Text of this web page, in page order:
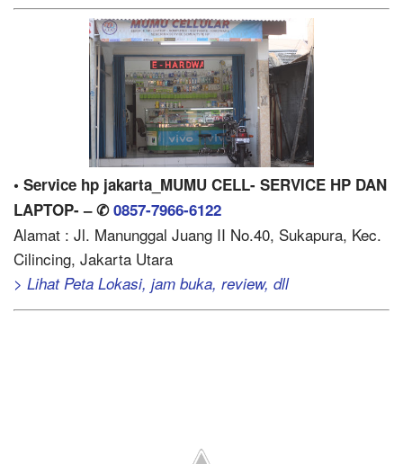
• Service hp jakarta_MUMU CELL- SERVICE HP DAN
LAPTOP- – ✆0857-7966-6122
Alamat : Jl. Manunggal Juang II No.40, Sukapura, Kec.
Cilincing, Jakarta Utara
> Lihat Peta Lokasi, jam buka, review, dll